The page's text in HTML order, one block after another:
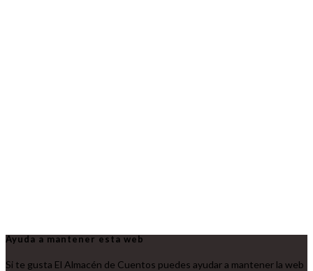
Ayuda a mantener esta web
Si te gusta El Almacén de Cuentos puedes ayudar a mantener la web